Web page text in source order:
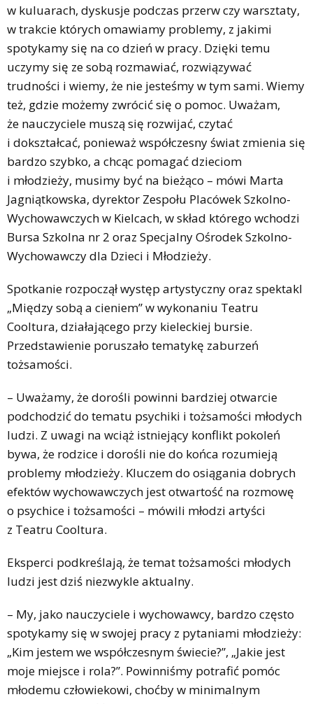
w kuluarach, dyskusje podczas przerw czy warsztaty,
w trakcie których omawiamy problemy, z jakimi
spotykamy się na co dzień w pracy. Dzięki temu
uczymy się ze sobą rozmawiać, rozwiązywać
trudności i wiemy, że nie jesteśmy w tym sami. Wiemy
też, gdzie możemy zwrócić się o pomoc. Uważam,
że nauczyciele muszą się rozwijać, czytać
i dokształcać, ponieważ współczesny świat zmienia się
bardzo szybko, a chcąc pomagać dzieciom
i młodzieży, musimy być na bieżąco – mówi Marta
Jagniątkowska, dyrektor Zespołu Placówek Szkolno-
Wychowawczych w Kielcach, w skład którego wchodzi
Bursa Szkolna nr 2 oraz Specjalny Ośrodek Szkolno-
Wychowawczy dla Dzieci i Młodzieży.
Spotkanie rozpoczął występ artystyczny oraz spektakl
„Między sobą a cieniem” w wykonaniu Teatru
Cooltura, działającego przy kieleckiej bursie.
Przedstawienie poruszało tematykę zaburzeń
tożsamości.
– Uważamy, że dorośli powinni bardziej otwarcie
podchodzić do tematu psychiki i tożsamości młodych
ludzi. Z uwagi na wciąż istniejący konflikt pokoleń
bywa, że rodzice i dorośli nie do końca rozumieją
problemy młodzieży. Kluczem do osiągania dobrych
efektów wychowawczych jest otwartość na rozmowę
o psychice i tożsamości – mówili młodzi artyści
z Teatru Cooltura.
Eksperci podkreślają, że temat tożsamości młodych
ludzi jest dziś niezwykle aktualny.
– My, jako nauczyciele i wychowawcy, bardzo często
spotykamy się w swojej pracy z pytaniami młodzieży:
„Kim jestem we współczesnym świecie?”, „Jakie jest
moje miejsce i rola?”. Powinniśmy potrafić pomóc
młodemu człowiekowi, choćby w minimalnym